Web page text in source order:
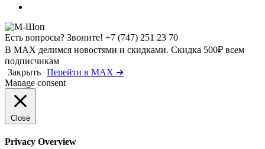
Есть вопросы? Звоните! +7 (747) 251 23 70
В MAX делимся новостями и скидками. Скидка 500₽ всем
подписчикам
Закрыть Перейти в MAX ➜
Manage consent
Close
Privacy Overview